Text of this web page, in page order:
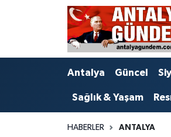
Antalya Güncel
Sağlık & Yaşam
HABERLER ANTALYA
Antalya
Bilim & Teknoloji
Antalya Nöbetçi Eczaneler
Antalya Hava Durumu
Antalya Namaz Vakitleri